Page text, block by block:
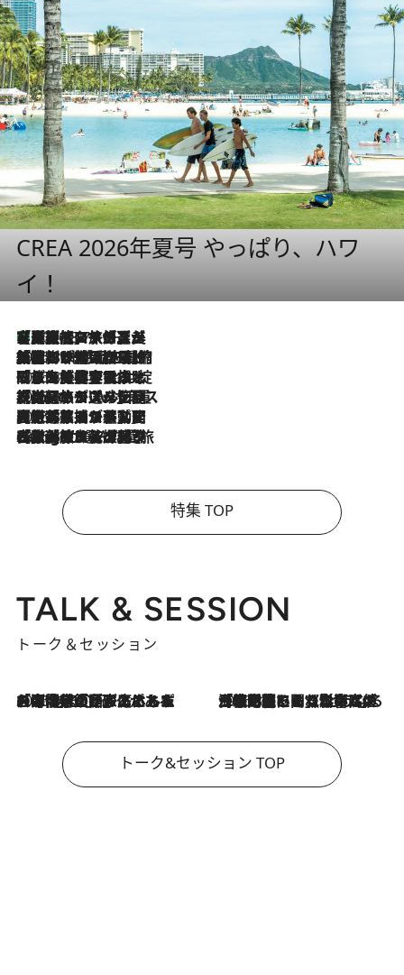
CREA 2026年夏号 やっぱり、ハワ
イ！
2026.8.7
【厳選旅コスメ】「多機能アイテムがメイン！」旅好き美容エディターが選んだ夏旅ベストコスメを発表【Mサイズジップ】
2026.8.6
「荷物が増えるほど旅ストレスは増す」美容ジャーナリストがたどり着いた最終結論。“化粧品を劇的に減らす”感動の凝縮美容とは
2026.8.6
「旅先には金髪ウィッグを持参」日本と同じメイクでは損してる!? 美容ジャーナリストが提案する“掟破りの旅美容”とは
2026.8.6
【厳選旅コスメ】「身軽さ＆UV対策重視！」ヘアアーティストshucoが選んだ夏旅ベストコスメを発表【Mサイズジップ】
2026.8.5
【厳選旅コスメ】国内をあちこち移動する河井菜摘が選んだ夏旅ベストコスメ発表！「リラックスアイテムはマスト」【Mサイズジップ】
2026.8.4
【厳選旅コスメ】「紫外線＆乾燥対策しながらメイク感も！」ヘア＆メイクGeorgeが選んだ夏旅ベストコスメを発表！【Mサイズジップ】
特集 TOP
TALK & SESSION
トーク＆セッション
2026.8.3
「今後値上げがあるとすれば…」「リスクがあるのは今年の冬」エネルギー専門家が語る、ホルムズ海峡封鎖が家庭にもたらす“ある心配” 2026.8.3
「住宅建てられない…」「サーチャージ料の高値が続いている」ホルムズ海峡封鎖による影響はいつまで続く？《エネルギー専門家に聞く“どうなる日本の暮らし”》
トーク&セッション TOP